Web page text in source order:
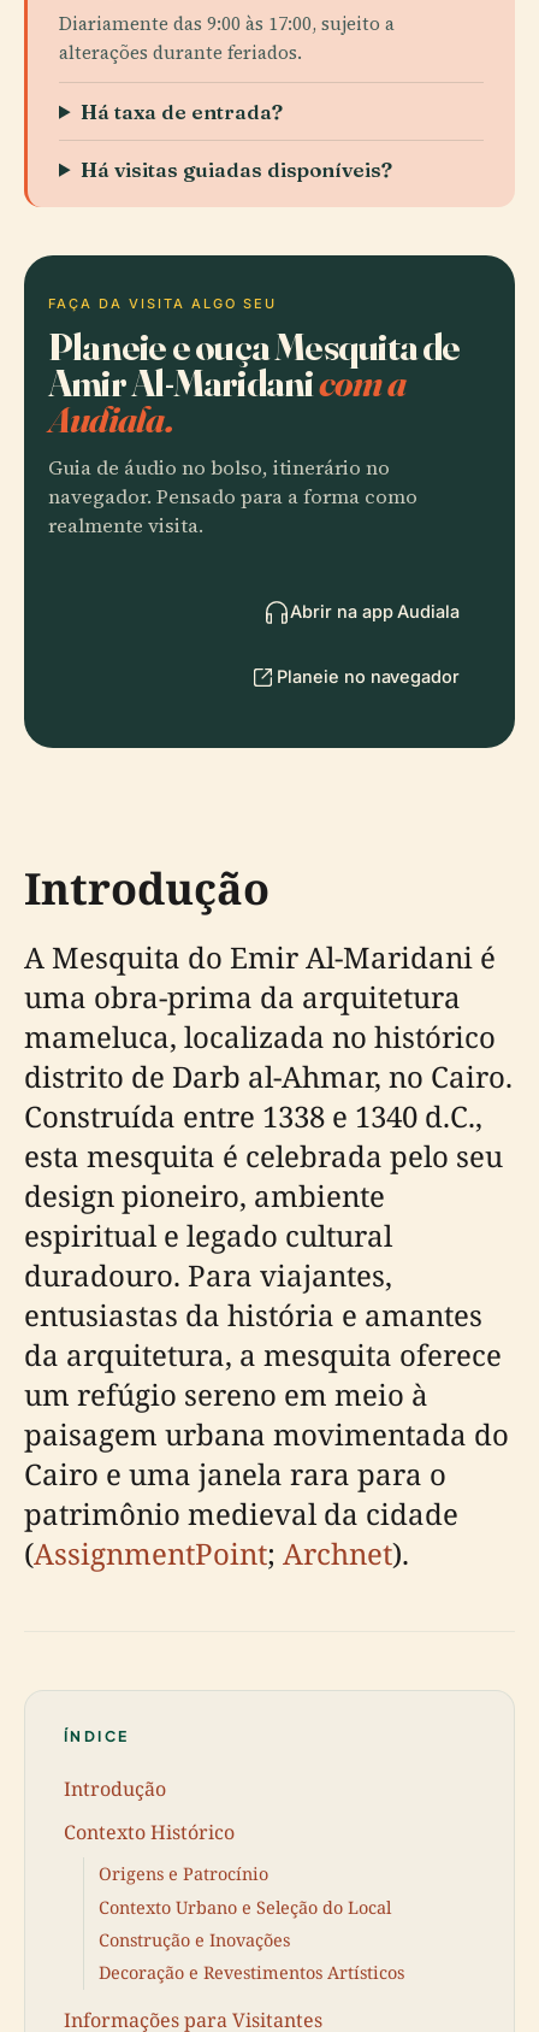
Diariamente das 9:00 às 17:00, sujeito a
alterações durante feriados.
Há taxa de entrada?
Há visitas guiadas disponíveis?
FAÇA DA VISITA ALGO SEU
Planeie e ouça Mesquita de
Amir Al-Maridanicom a
Audiala.
Guia de áudio no bolso, itinerário no
navegador. Pensado para a forma como
realmente visita.
Abrir na app Audiala
Planeie no navegador
Introdução
A Mesquita do Emir Al-Maridani é
uma obra-prima da arquitetura
mameluca, localizada no histórico
distrito de Darb al-Ahmar, no Cairo.
Construída entre 1338 e 1340 d.C.,
esta mesquita é celebrada pelo seu
design pioneiro, ambiente
espiritual e legado cultural
duradouro. Para viajantes,
entusiastas da história e amantes
da arquitetura, a mesquita oferece
um refúgio sereno em meio à
paisagem urbana movimentada do
Cairo e uma janela rara para o
patrimônio medieval da cidade
(AssignmentPoint; Archnet).
ÍNDICE
Introdução
Contexto Histórico
Origens e Patrocínio
Contexto Urbano e Seleção do Local
Construção e Inovações
Decoração e Revestimentos Artísticos
Informações para Visitantes